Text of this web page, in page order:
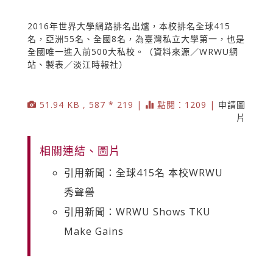
2016年世界大學網路排名出爐，本校排名全球415
名，亞洲55名、全國8名，為臺灣私立大學第一，也是
全國唯一進入前500大私校。（資料來源／WRWU網
站、製表／淡江時報社）
51.94 KB , 587 * 219 | 點閱：1209 | 申請圖
片
相關連結、圖片
引用新聞：全球415名 本校WRWU
秀聲譽
引用新聞：WRWU Shows TKU
Make Gains